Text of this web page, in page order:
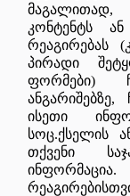
მაგალითად,
კონტენტს
რეაგირებას
პირადი
ფორმები)
ისეთი
სოც.ქსელის
თქვენი